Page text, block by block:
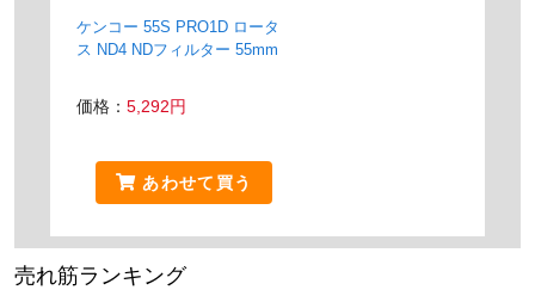
ケンコー 55S PRO1D ロータ
ス ND4 NDフィルター 55mm
価格： 5,292円
あわせて買う
売れ筋ランキング